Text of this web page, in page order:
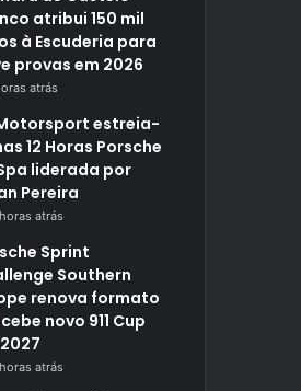
atribui 150 mil
à Escuderia para
provas em 2026
atrás
estreia-
12 Horas Porsche
liderada por
Pereira
atrás
Sprint
Southern
renova formato
novo 911 Cup
atrás